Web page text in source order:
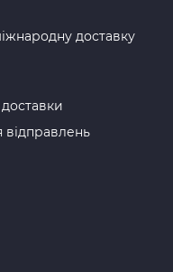
доставку
відправлень